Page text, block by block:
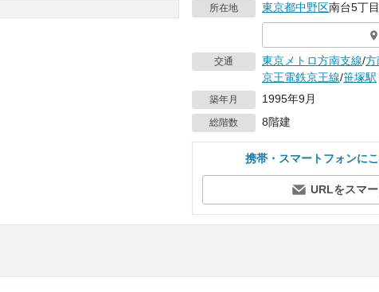
所在地 東京都中野区南台5丁
交通 東京メトロ方南支線/方
京王電鉄京王線/笹塚駅
築年月 1995年9月
総階数 8階建
携帯・スマートフォンに
URLをスマ